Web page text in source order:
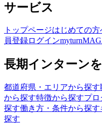
サービス
トップページはじめての方
員登録ログイン
長期インターン
都道府県・エリアから探す
から探す特徴から探すプロ
探す働き方・条件から探す
探す